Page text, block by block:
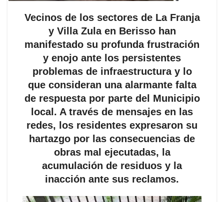
Vecinos de los sectores de La Franja
y Villa Zula en Berisso han
manifestado su profunda frustración
y enojo ante los persistentes
problemas de infraestructura y lo
que consideran una alarmante falta
de respuesta por parte del Municipio
local. A través de mensajes en las
redes, los residentes expresaron su
hartazgo por las consecuencias de
obras mal ejecutadas, la
acumulación de residuos y la
inacción ante sus reclamos.